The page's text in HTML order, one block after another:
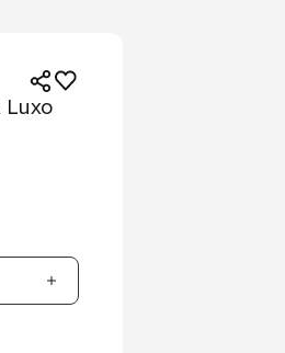
Luxo